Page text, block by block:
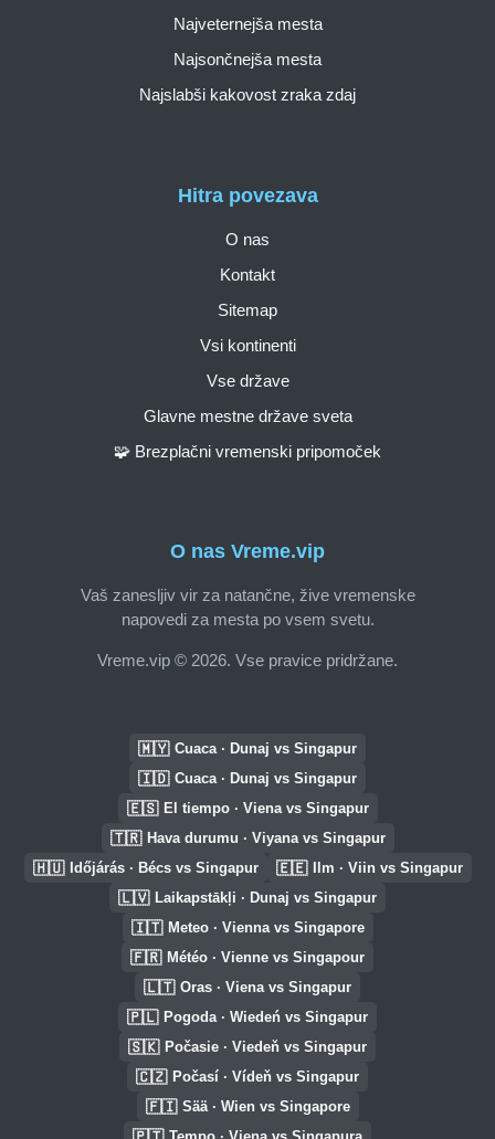
O nas Vreme.vip
Vaš zanesljiv vir za natančne, žive vremenske
napovedi za mesta po vsem svetu.
Vreme.vip © 2026. Vse pravice pridržane.
Hitra povezava
O nas
Kontakt
Sitemap
Vsi kontinenti
Vse države
Glavne mestne države sveta
🧩 Brezplačni vremenski pripomoček
Najveternejša mesta
Najsončnejša mesta
Najslabši kakovost zraka zdaj
🇲🇾 Cuaca · Dunaj vs Singapur
🇮🇩 Cuaca · Dunaj vs Singapur
🇪🇸 El tiempo · Viena vs Singapur
🇹🇷 Hava durumu · Viyana vs Singapur
🇭🇺 Időjárás · Bécs vs Singapur 🇪🇪 Ilm · Viin vs Singapur
🇱🇻 Laikapstākļi · Dunaj vs Singapur
🇮🇹 Meteo · Vienna vs Singapore
🇫🇷 Météo · Vienne vs Singapour
🇱🇹 Oras · Viena vs Singapur
🇵🇱 Pogoda · Wiedeń vs Singapur
🇸🇰 Počasie · Viedeň vs Singapur
🇨🇿 Počasí · Vídeň vs Singapur
🇫🇮 Sää · Wien vs Singapore